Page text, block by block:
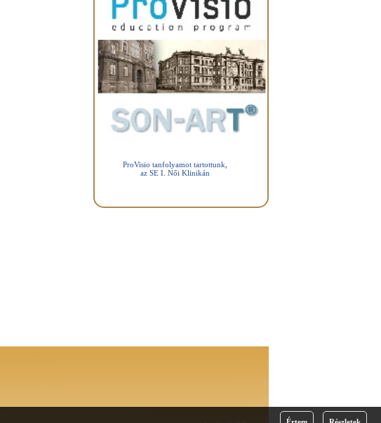
ProVisio tanfolyamot tartottunk,
az SE I. Női Klinikán